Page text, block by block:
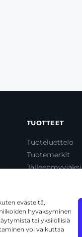
evästeitä,
hyväksyminen
tai yksilöllisiä
voi vaikuttaa
TUOTTEET
Tuoteluettelo
Tuotemerkit
Jälleenmyyjäksi